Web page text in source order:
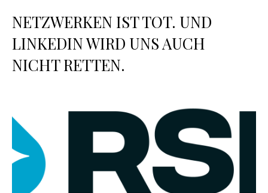
NETZWERKEN IST TOT. UND
LINKEDIN WIRD UNS AUCH
NICHT RETTEN.